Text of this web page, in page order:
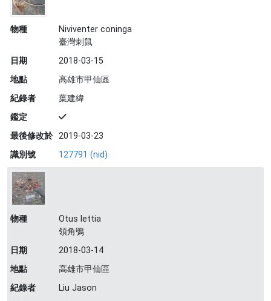
物種
Niviventer coninga
臺灣刺鼠
日期
2018-03-15
地點
高雄市甲仙區
紀錄者
葉建緯
鑑定
最後修改於 2019-03-23
識別號
127791 (nid)
物種
Otus lettia
領角鴞
日期
2018-03-14
地點
高雄市甲仙區
紀錄者
Liu Jason